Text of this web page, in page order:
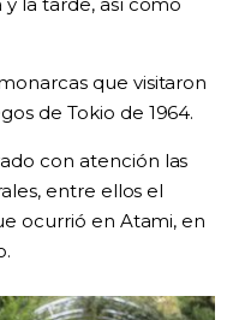
que visitaron
de Tokio de 1964.
con atención las
entre ellos el
ocurrió en Atami, en